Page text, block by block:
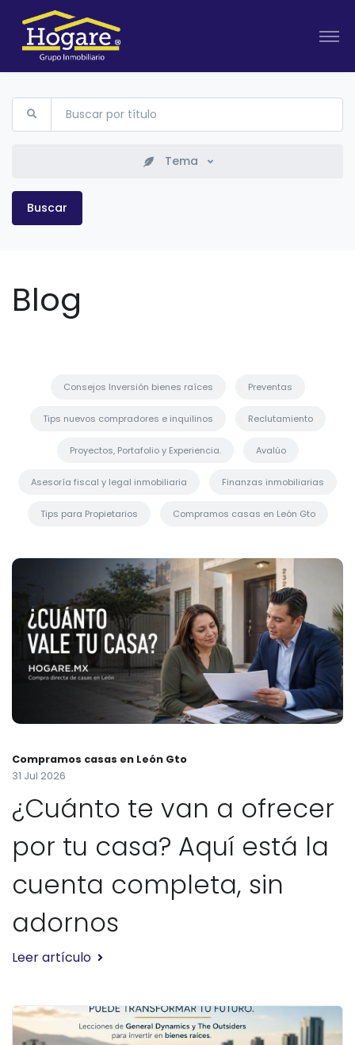
Buscar en el blog
Tema
Buscar
Blog
Consejos Inversión bienes raíces Preventas
Tips nuevos compradores e inquilinos Reclutamiento
Proyectos, Portafolio y Experiencia. Avalúo
Asesoría fiscal y legal inmobiliaria Finanzas inmobiliarias
Tips para Propietarios Compramos casas en León Gto
Compramos casas en León Gto
31 Jul 2026
¿Cuánto te van a ofrecer
por tu casa? Aquí está la
cuenta completa, sin
adornos
Leer artículo